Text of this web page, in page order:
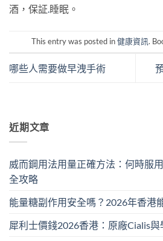
酒，保証 睡眠。
This entry was posted in健康資訊.
哪些人需要做早洩手術
近期文章
威而鋼用法用量正確方法：何時服
全攻略
能量糖副作用安全嗎？2026年香港
犀利士價錢2026香港：原廠Cialis